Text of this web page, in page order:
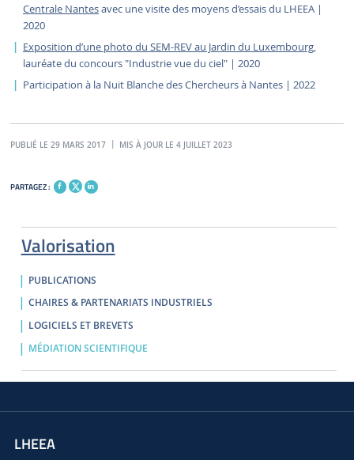
Valorisation
PUBLICATIONS
CHAIRES & PARTENARIATS INDUSTRIELS
LOGICIELS ET BREVETS
MÉDIATION SCIENTIFIQUE
Centrale Nantesavec une visite des moyens d’essais du LHEEA |
2020
Exposition d’une photo du SEM-REV au Jardin du Luxembourg,
lauréate du concours "Industrie vue du ciel" | 2020
Participation à la Nuit Blanche des Chercheurs à Nantes | 2022
PUBLIÉ LE 29 MARS 2017 MIS À JOUR LE 4 JUILLET 2023
PARTAGEZ :
LHEEA